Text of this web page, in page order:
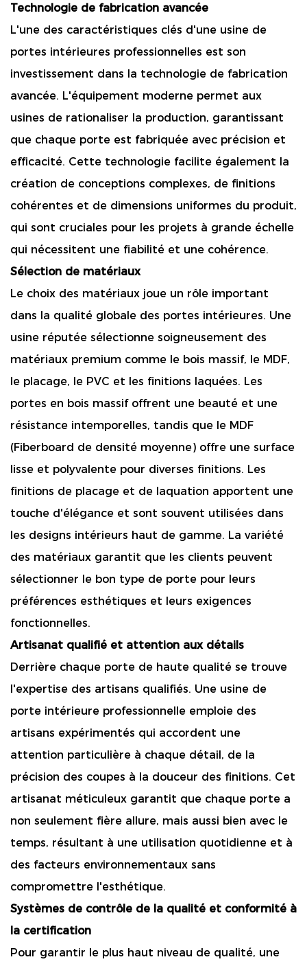
Technologie de fabrication avancée
L'une des caractéristiques clés d'une usine de
portes intérieures professionnelles est son
investissement dans la technologie de fabrication
avancée. L'équipement moderne permet aux
usines de rationaliser la production, garantissant
que chaque porte est fabriquée avec précision et
efficacité. Cette technologie facilite également la
création de conceptions complexes, de finitions
cohérentes et de dimensions uniformes du produit,
qui sont cruciales pour les projets à grande échelle
qui nécessitent une fiabilité et une cohérence.
Sélection de matériaux
Le choix des matériaux joue un rôle important
dans la qualité globale des portes intérieures. Une
usine réputée sélectionne soigneusement des
matériaux premium comme le bois massif, le MDF,
le placage, le PVC et les finitions laquées. Les
portes en bois massif offrent une beauté et une
résistance intemporelles, tandis que le MDF
(Fiberboard de densité moyenne) offre une surface
lisse et polyvalente pour diverses finitions. Les
finitions de placage et de laquation apportent une
touche d'élégance et sont souvent utilisées dans
les designs intérieurs haut de gamme. La variété
des matériaux garantit que les clients peuvent
sélectionner le bon type de porte pour leurs
préférences esthétiques et leurs exigences
fonctionnelles.
Artisanat qualifié et attention aux détails
Derrière chaque porte de haute qualité se trouve
l'expertise des artisans qualifiés. Une usine de
porte intérieure professionnelle emploie des
artisans expérimentés qui accordent une
attention particulière à chaque détail, de la
précision des coupes à la douceur des finitions. Cet
artisanat méticuleux garantit que chaque porte a
non seulement fière allure, mais aussi bien avec le
temps, résultant à une utilisation quotidienne et à
des facteurs environnementaux sans
compromettre l'esthétique.
Systèmes de contrôle de la qualité et conformité à
la certification
Pour garantir le plus haut niveau de qualité, une